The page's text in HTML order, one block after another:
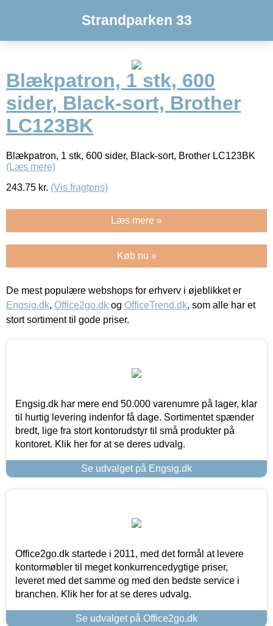
Strandparken 33
Blækpatron, 1 stk, 600
sider, Black-sort, Brother
LC123BK
Blækpatron, 1 stk, 600 sider, Black-sort, Brother LC123BK
(Læs mere)
243.75 kr. (Vis fragtpris)
Læs mere »
Køb nu »
De mest populære webshops for erhverv i øjeblikket er
Engsig.dk, Office2go.dk og OfficeTrend.dk, som alle har et
stort sortiment til gode priser.
Engsig.dk har mere end 50.000 varenumre på lager, klar
til hurtig levering indenfor få dage. Sortimentet spænder
bredt, lige fra stort kontorudstyr til små produkter på
kontoret. Klik her for at se deres udvalg.
Se udvalget på Engsig.dk
Office2go.dk startede i 2011, med det formål at levere
kontormøbler til meget konkurrencedygtige priser,
leveret med det samme og med den bedste service i
branchen. Klik her for at se deres udvalg.
Se udvalget på Office2go.dk